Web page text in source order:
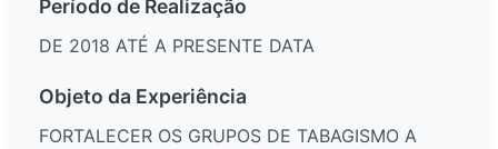
Período de Realização
DE 2018 ATÉ A PRESENTE DATA
Objeto da Experiência
FORTALECER OS GRUPOS DE TABAGISMO A